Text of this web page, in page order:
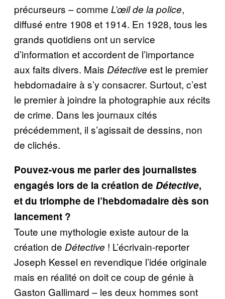
précurseurs – comme L’œil de la police,
diffusé entre 1908 et 1914. En 1928, tous les
grands quotidiens ont un service
d’information et accordent de l’importance
aux faits divers. Mais Détective est le premier
hebdomadaire à s’y consacrer. Surtout, c’est
le premier à joindre la photographie aux récits
de crime. Dans les journaux cités
précédemment, il s’agissait de dessins, non
de clichés.
Pouvez-vous me parler des journalistes
engagés lors de la création de Détective,
et du triomphe de l’hebdomadaire dès son
lancement ?
Toute une mythologie existe autour de la
création de Détective ! L’écrivain-reporter
Joseph Kessel en revendique l’idée originale
mais en réalité on doit ce coup de génie à
Gaston Gallimard – les deux hommes sont